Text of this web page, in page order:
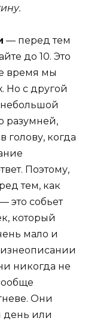
— перед тем
до 10. Это
время мы
Но с другой
небольшой
разумней,
голову, когда
Поэтому,
тем, как
это собьет
который
мало и
никогда не
Они
день или